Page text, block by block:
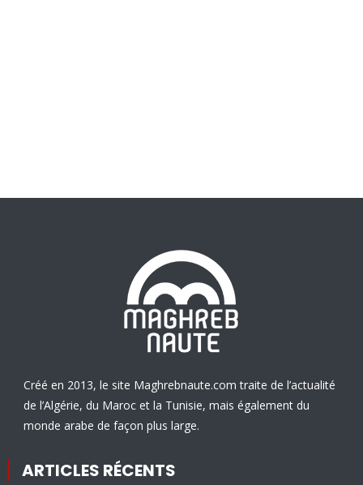
Créé en 2013, le site Maghrebnaute.com traite de l’actualité
de l’Algérie, du Maroc et la Tunisie, mais également du
monde arabe de façon plus large.
ARTICLES RÉCENTS